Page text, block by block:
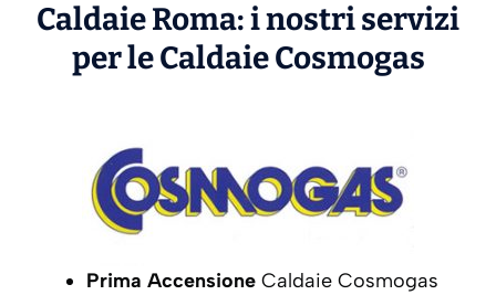
Caldaie Roma: i nostri servizi
per le CaldaieCosmogas
Prima Accensione Caldaie Cosmogas